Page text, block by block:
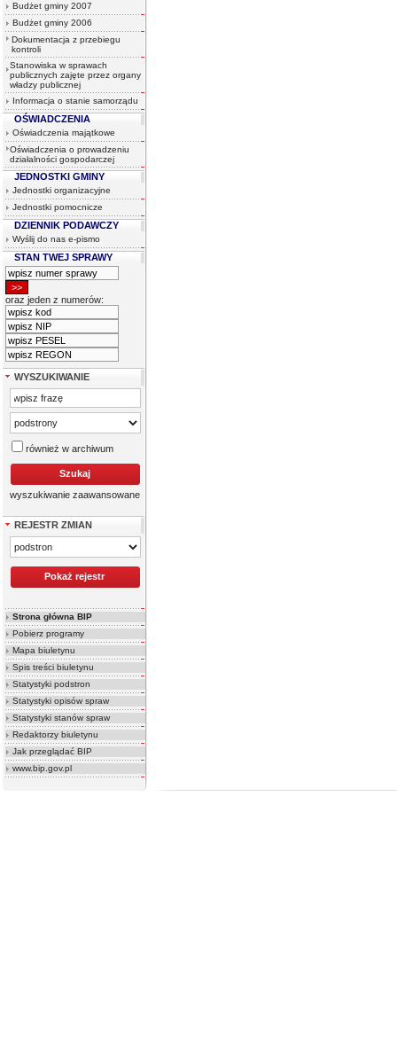
Budżet gminy 2007
Budżet gminy 2006
Dokumentacja z przebiegu
kontroli
Stanowiska w sprawach
publicznych zajęte przez organy
władzy publicznej
Informacja o stanie samorządu
OŚWIADCZENIA
Oświadczenia majątkowe
Oświadczenia o prowadzeniu
działalności gospodarczej
JEDNOSTKI GMINY
Jednostki organizacyjne
Jednostki pomocnicze
DZIENNIK PODAWCZY
Wyślij do nas e-pismo
STAN TWEJ SPRAWY
oraz jeden z numerów:
WYSZUKIWANIE
również w archiwum
wyszukiwanie zaawansowane
REJESTR ZMIAN
Strona główna BIP
Pobierz programy
Mapa biuletynu
Spis treści biuletynu
Statystyki podstron
Statystyki opisów spraw
Statystyki stanów spraw
Redaktorzy biuletynu
Jak przeglądać BIP
www.bip.gov.pl